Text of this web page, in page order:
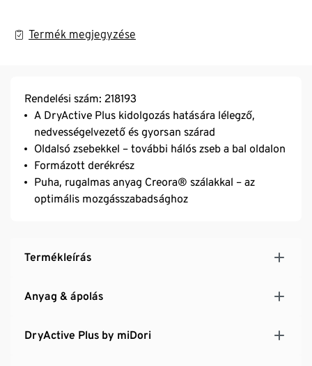
Termék megjegyzése
Rendelési szám: 218193
A DryActive Plus kidolgozás hatására lélegző,
nedvességelvezető és gyorsan szárad
Oldalsó zsebekkel – további hálós zseb a bal oldalon
Formázott derékrész
Puha, rugalmas anyag Creora® szálakkal – az
optimális mozgásszabadsághoz
Termékleírás
Anyag & ápolás
DryActive Plus by miDori